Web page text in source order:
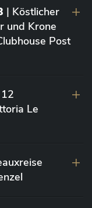
| Köstlicher
und Krone
Post
Le